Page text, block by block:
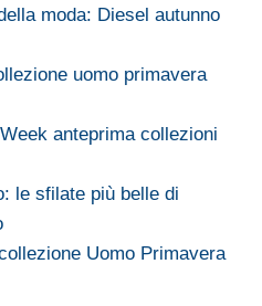
moda: Diesel autunno
uomo primavera
anteprima collezioni
le sfilate più belle di
Uomo Primavera